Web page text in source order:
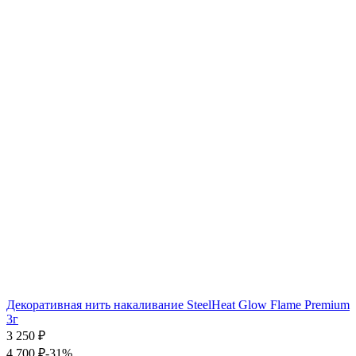
Декоративная нить накаливание SteelHeat Glow Flame Premium
3г
3 250 ₽
4 700 ₽-31%